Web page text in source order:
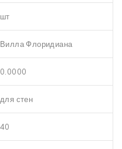
шт
Вилла Флоридиана
0.0000
для стен
40